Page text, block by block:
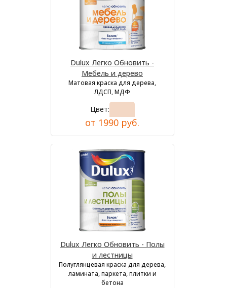
Dulux Легко Обновить -
Мебель и дерево
Матовая краска для дерева,
ЛДСП, МДФ
Цвет:
от 1990 руб.
Dulux Легко Обновить - Полы
и лестницы
Полуглянцевая краска для дерева,
ламината, паркета, плитки и
бетона